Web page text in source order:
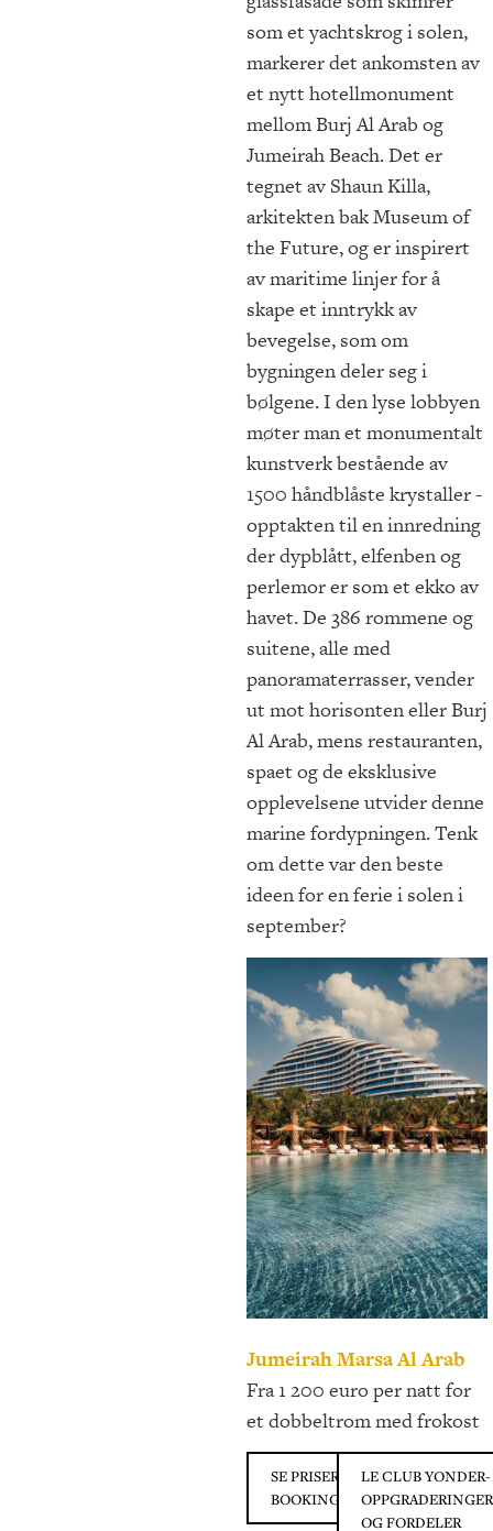
som et yachtskrog i solen,
markerer det ankomsten av
et nytt hotellmonument
mellom Burj Al Arab og
Jumeirah Beach. Det er
tegnet av Shaun Killa,
arkitekten bak Museum of
the Future, og er inspirert
av maritime linjer for å
skape et inntrykk av
bevegelse, som om
bygningen deler seg i
bølgene. I den lyse lobbyen
møter man et monumentalt
kunstverk bestående av
1500 håndblåste krystaller -
opptakten til en innredning
der dypblått, elfenben og
perlemor er som et ekko av
havet. De 386 rommene og
suitene, alle med
panoramaterrasser, vender
ut mot horisonten eller Burj
Al Arab, mens restauranten,
spaet og de eksklusive
opplevelsene utvider denne
marine fordypningen. Tenk
om dette var den beste
ideen for en ferie i solen i
september?
Jumeirah Marsa Al Arab
Fra 1 200 euro per natt for
et dobbeltrom med frokost
SE PRISER PÅ
BOOKING.COM
LE CLUB YONDER-
OPPGRADERINGER
OG FORDELER